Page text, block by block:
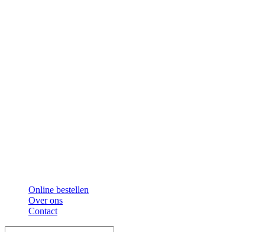
Online bestellen
Over ons
Contact